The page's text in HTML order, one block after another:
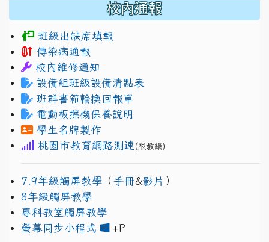
校內通報
班級出缺席填報
傳染病通報
校內維修通知
設備組班級設備清點表
班群書箱輪換回報單
電動板擦機保養說明
學生名牌製作
桃園市教育網路測速 (限教網)
7.9年級觸屏教學 （ 手冊&影片 ）
8年級觸屏教學
專科教室觸屏教學
螢幕同步小程式
+P